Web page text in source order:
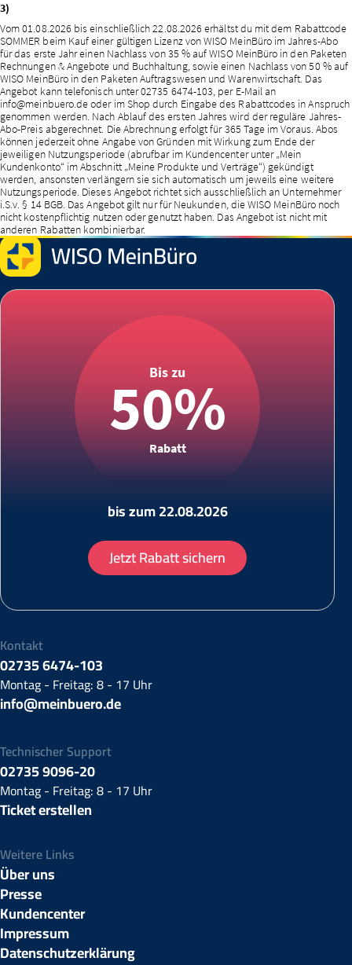
3)
​Vom 01.08.2026 bis einschließlich 22.08.2026 erhältst du mit dem Rabattcode
SOMMER beim Kauf einer gültigen Lizenz von WISO MeinBüro im Jahres-Abo
für das erste Jahr einen Nachlass von 35 % auf WISO MeinBüro in den Paketen
Rechnungen & Angebote und Buchhaltung, sowie einen Nachlass von 50 % auf
WISO MeinBüro in den Paketen Auftragswesen und Warenwirtschaft. Das
Angebot kann telefonisch unter 02735 6474-103, per E-Mail an
info@meinbuero.de oder im Shop durch Eingabe des Rabattcodes in Anspruch
genommen werden. Nach Ablauf des ersten Jahres wird der reguläre Jahres-
Abo-Preis abgerechnet. Die Abrechnung erfolgt für 365 Tage im Voraus. Abos
können jederzeit ohne Angabe von Gründen mit Wirkung zum Ende der
jeweiligen Nutzungsperiode (abrufbar im Kundencenter unter „Mein
Kundenkonto“ im Abschnitt „Meine Produkte und Verträge“) gekündigt
werden, ansonsten verlängern sie sich automatisch um jeweils eine weitere
Nutzungsperiode. Dieses Angebot richtet sich ausschließlich an Unternehmer
i.S.v. § 14 BGB. Das Angebot gilt nur für Neukunden, die WISO MeinBüro noch
nicht kostenpflichtig nutzen oder genutzt haben. Das Angebot ist nicht mit
anderen Rabatten kombinierbar.
Bis zu
50%
Rabatt
bis zum 22.08.2026
Jetzt Rabatt sichern
Kontakt
02735 6474-103
Montag - Freitag: 8 - 17 Uhr
info@meinbuero.de
Technischer Support
02735 9096-20
Montag - Freitag: 8 - 17 Uhr
Ticket erstellen
Weitere Links
Über uns
Presse
Kundencenter
Impressum
Datenschutzerklärung